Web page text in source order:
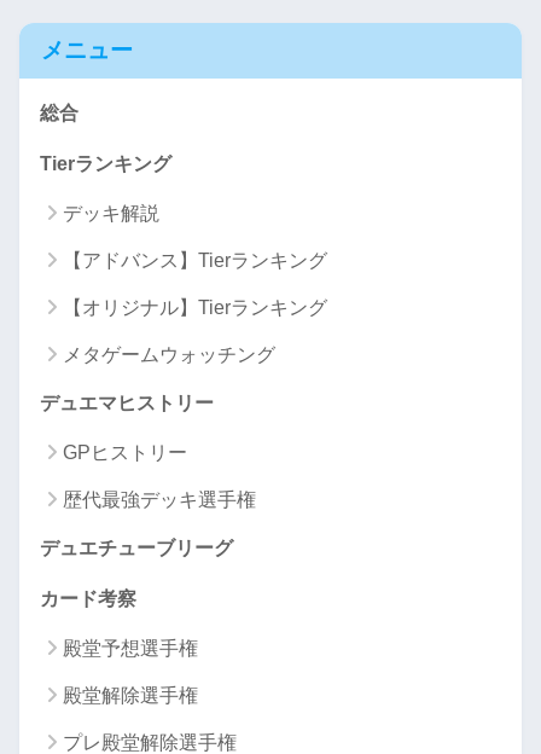
メニュー
総合
Tierランキング
デッキ解説
【アドバンス】Tierランキング
【オリジナル】Tierランキング
メタゲームウォッチング
デュエマヒストリー
GPヒストリー
歴代最強デッキ選手権
デュエチューブリーグ
カード考察
殿堂予想選手権
殿堂解除選手権
プレ殿堂解除選手権